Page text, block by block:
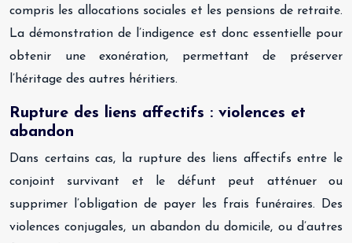
compris les allocations sociales et les pensions de retraite.
La démonstration de l’indigence est donc essentielle pour
obtenir une exonération, permettant de préserver
l’héritage des autres héritiers.
Rupture des liens affectifs : violences et
abandon
Dans certains cas, la rupture des liens affectifs entre le
conjoint survivant et le défunt peut atténuer ou
supprimer l’obligation de payer les frais funéraires. Des
violences conjugales, un abandon du domicile, ou d’autres